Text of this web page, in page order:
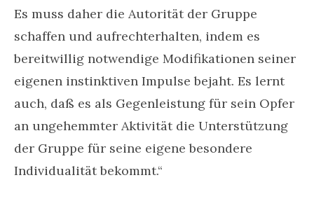
Es muss daher die Autorität der Gruppe
schaffen und aufrechterhalten, indem es
bereitwillig notwendige Modifikationen seiner
eigenen instinktiven Impulse bejaht. Es lernt
auch, daß es als Gegenleistung für sein Opfer
an ungehemmter Aktivität die Unterstützung
der Gruppe für seine eigene besondere
Individualität bekommt.“